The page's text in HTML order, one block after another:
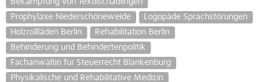
Bekämpfung von Textilschädlingen
Prophylaxe Niederschöneweide
Logopäde Sprachstörungen
Holzrollläden Berlin
Rehabilitation Berlin
Behinderung und Behindertenpolitik
Fachanwältin für Steuerrecht Blankenburg
Physikalische und Rehabilitative Medizin